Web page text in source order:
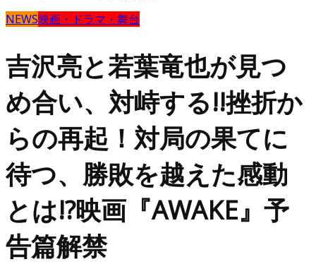
NEWS映画・ドラマ・舞台
吉沢亮と若葉竜也が見つ
め合い、対峙する!!挫折か
らの再起！対局の果てに
待つ、勝敗を越えた感動
とは!?映画『AWAKE』予
告篇解禁